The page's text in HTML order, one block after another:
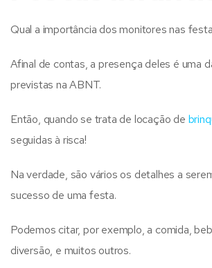
Qual a importância dos monitores nas
Afinal de contas, a presença deles é uma
previstas na ABNT.
Então, quando se trata de locação de
seguidas à risca!
Na verdade, são vários os detalhes a
sucesso de uma festa.
Podemos citar, por exemplo, a comida,
diversão, e muitos outros.